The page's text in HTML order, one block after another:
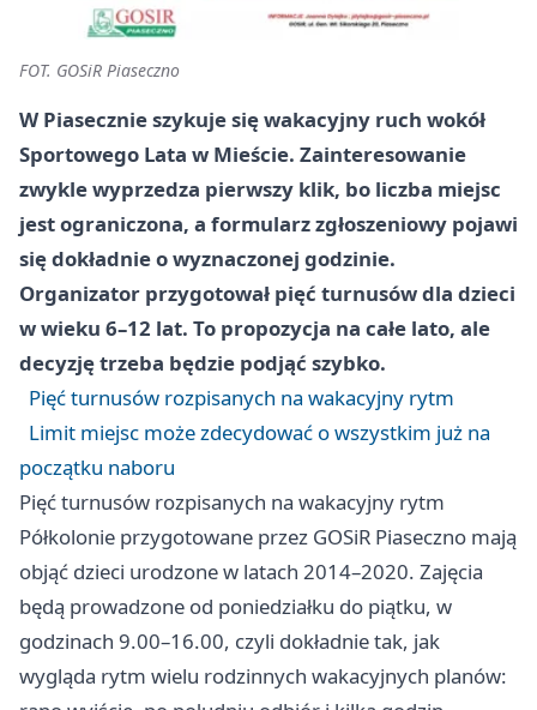
FOT. GOSiR Piaseczno
W Piasecznie szykuje się wakacyjny ruch wokół
Sportowego Lata w Mieście. Zainteresowanie
zwykle wyprzedza pierwszy klik, bo liczba miejsc
jest ograniczona, a formularz zgłoszeniowy pojawi
się dokładnie o wyznaczonej godzinie.
Organizator przygotował pięć turnusów dla dzieci
w wieku 6–12 lat. To propozycja na całe lato, ale
decyzję trzeba będzie podjąć szybko.
Pięć turnusów rozpisanych na wakacyjny rytm
Limit miejsc może zdecydować o wszystkim już na
początku naboru
Pięć turnusów rozpisanych na wakacyjny rytm
Półkolonie przygotowane przez GOSiR Piaseczno mają
objąć dzieci urodzone w latach 2014–2020. Zajęcia
będą prowadzone od poniedziałku do piątku, w
godzinach 9.00–16.00, czyli dokładnie tak, jak
wygląda rytm wielu rodzinnych wakacyjnych planów: